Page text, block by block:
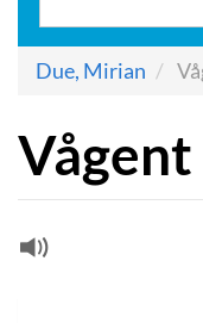
Due, Mirian
Vågent